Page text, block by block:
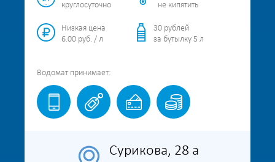
круглосуточно
не кипятить
Низкая цена
6.00 руб. / л
30 рублей
за бутылку 5 л
Водомат принимает:
Сурикова, 28 а